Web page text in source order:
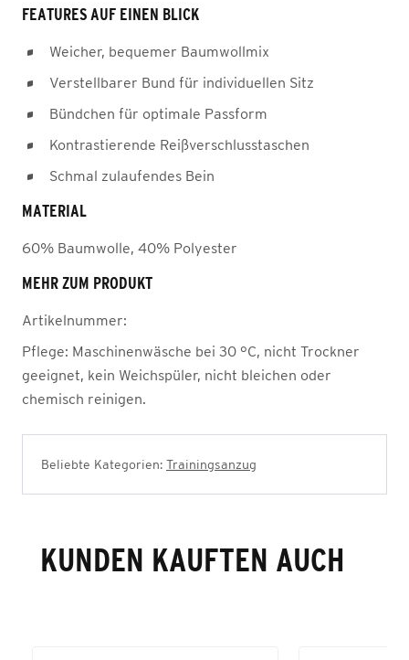
FEATURES AUF EINEN BLICK
Weicher, bequemer Baumwollmix
Verstellbarer Bund für individuellen Sitz
Bündchen für optimale Passform
Kontrastierende Reißverschlusstaschen
Schmal zulaufendes Bein
MATERIAL
60% Baumwolle, 40% Polyester
MEHR ZUM PRODUKT
Artikelnummer:
Pflege: Maschinenwäsche bei 30 °C, nicht Trockner
geeignet, kein Weichspüler, nicht bleichen oder
chemisch reinigen.
Beliebte Kategorien: Trainingsanzug
KUNDEN KAUFTEN AUCH